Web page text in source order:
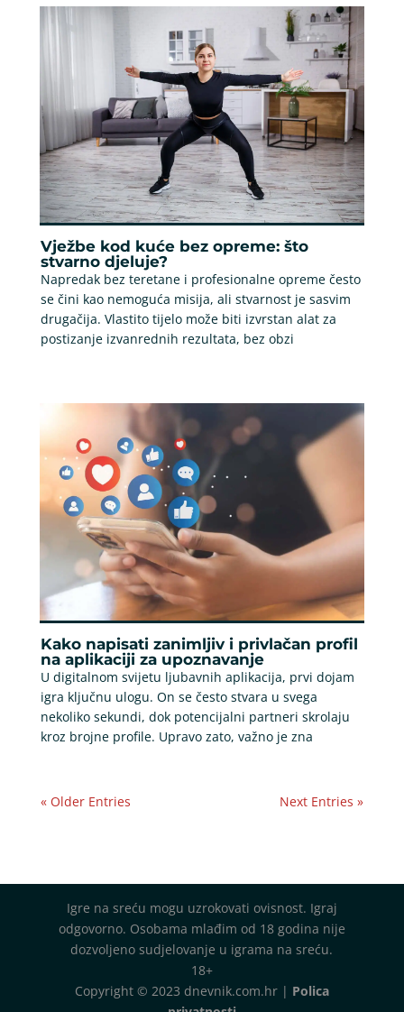
Vježbe kod kuće bez opreme: što
stvarno djeluje?
Napredak bez teretane i profesionalne opreme često
se čini kao nemoguća misija, ali stvarnost je sasvim
drugačija. Vlastito tijelo može biti izvrstan alat za
postizanje izvanrednih rezultata, bez obzi
Kako napisati zanimljiv i privlačan profil
na aplikaciji za upoznavanje
U digitalnom svijetu ljubavnih aplikacija, prvi dojam
igra ključnu ulogu. On se često stvara u svega
nekoliko sekundi, dok potencijalni partneri skrolaju
kroz brojne profile. Upravo zato, važno je zna
« Older Entries Next Entries »
Igre na sreću mogu uzrokovati ovisnost. Igraj
odgovorno. Osobama mlađim od 18 godina nije
dozvoljeno sudjelovanje u igrama na sreću.
18+
Copyright © 2023 dnevnik.com.hr | Polica